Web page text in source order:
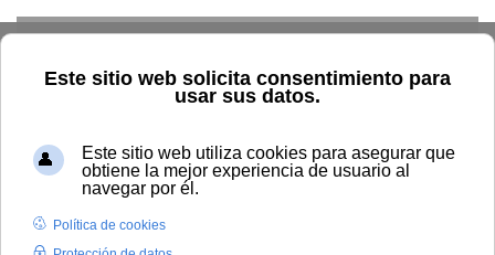
Inicio BOUNIA
Resolución Rectoral 147/2021, de la
Universidad Internacional de Andalucía por la que se aprueba la
Digital de la Docencia en la Universidad Internacional de